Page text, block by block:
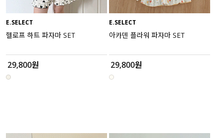
플러스핏
티셔츠
액티브웨어
언더웨어
E.SELECT
헬로프 하트 파자마 SET
29,800원
E.SELECT
아카덴 플라워 파자마 SET
29,800원